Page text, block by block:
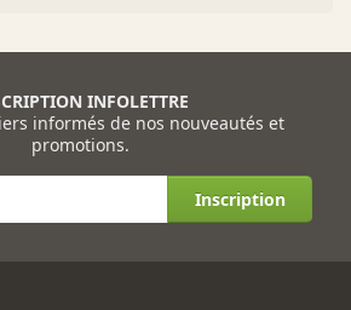
INFOLETTRE
informés de nos nouveautés et
promotions.
Inscription